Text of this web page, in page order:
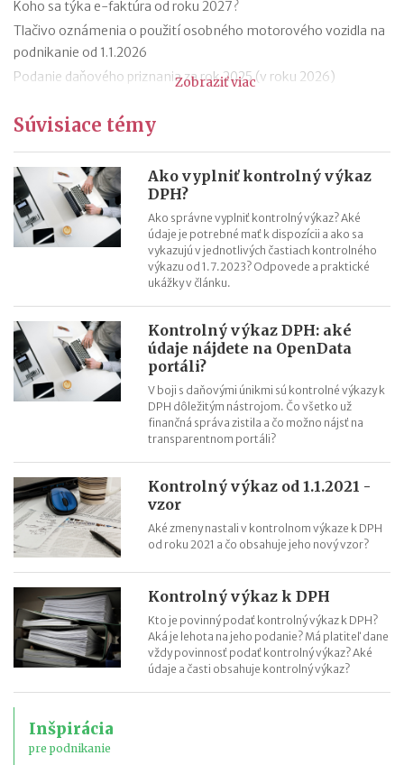
Koho sa týka e-faktúra od roku 2027?
Tlačivo oznámenia o použití osobného motorového vozidla na
podnikanie od 1.1.2026
Podanie daňového priznania za rok 2025 (v roku 2026)
Stravné (diéty) od 1.12.2025
Zmeny v sociálnom poistení SZČO od 1.1.2026
Odvodová odpočítateľná položka z príjmu trénerov od 1.1.2026
11 mýtov o dôchodkoch
Zobraziť viac
Súvisiace témy
Ako vyplniť kontrolný výkaz
DPH?
Ako správne vyplniť kontrolný výkaz? Aké
údaje je potrebné mať k dispozícii a ako sa
vykazujú v jednotlivých častiach kontrolného
výkazu od 1.7.2023? Odpovede a praktické
ukážky v článku.
Kontrolný výkaz DPH: aké
údaje nájdete na OpenData
portáli?
V boji s daňovými únikmi sú kontrolné výkazy k
DPH dôležitým nástrojom. Čo všetko už
finančná správa zistila a čo možno nájsť na
transparentnom portáli?
Kontrolný výkaz od 1.1.2021 -
vzor
Aké zmeny nastali v kontrolnom výkaze k DPH
od roku 2021 a čo obsahuje jeho nový vzor?
Kontrolný výkaz k DPH
Kto je povinný podať kontrolný výkaz k DPH?
Aká je lehota na jeho podanie? Má platiteľ dane
vždy povinnosť podať kontrolný výkaz? Aké
údaje a časti obsahuje kontrolný výkaz?
Inšpirácia
pre podnikanie